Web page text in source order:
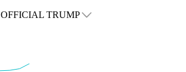
OFFICIAL TRUMP